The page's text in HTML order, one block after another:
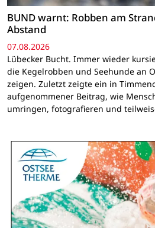
BUND warnt: Robben am
Abstand
07.08.2026
Lübecker Bucht. Immer wieder
die Kegelrobben und Seehunde an
zeigen. Zuletzt zeigte ein in
aufgenommener Beitrag, wie
umringen, fotografieren und